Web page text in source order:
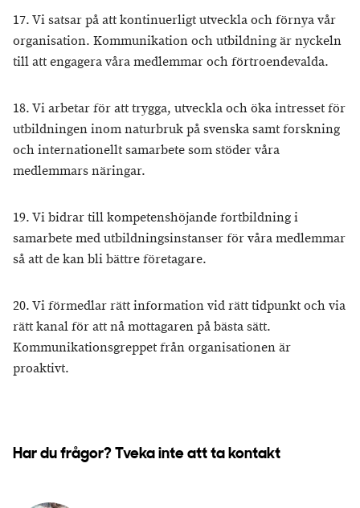
17. Vi satsar på att kontinuerligt utveckla och förnya vår
organisation. Kommunikation och utbildning är nyckeln
till att engagera våra medlemmar och förtroendevalda.
18. Vi arbetar för att trygga, utveckla och öka intresset för
utbildningen inom naturbruk på svenska samt forskning
och internationellt samarbete som stöder våra
medlemmars näringar.
19. Vi bidrar till kompetenshöjande fortbildning i
samarbete med utbildningsinstanser för våra medlemmar
så att de kan bli bättre företagare.
20. Vi förmedlar rätt information vid rätt tidpunkt och via
rätt kanal för att nå mottagaren på bästa sätt.
Kommunikationsgreppet från organisationen är
proaktivt.
Har du frågor? Tveka inte att ta kontakt